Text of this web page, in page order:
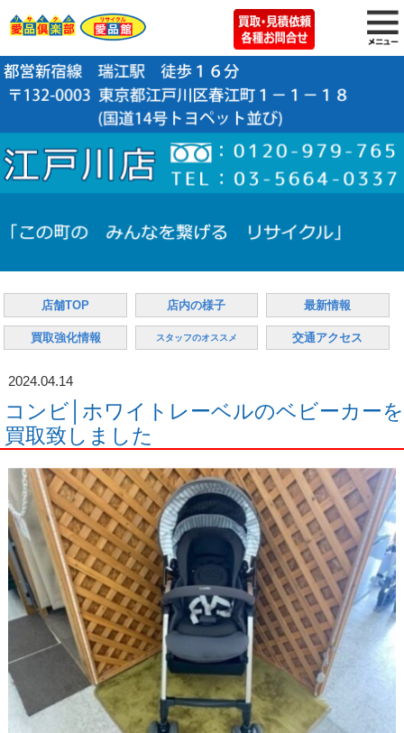
店舗TOP 店内の様子 最新情報
買取強化情報 スタッフのオススメ 交通アクセス
2024.04.14
コンビ│ホワイトレーベルのベビーカーを
買取致しました